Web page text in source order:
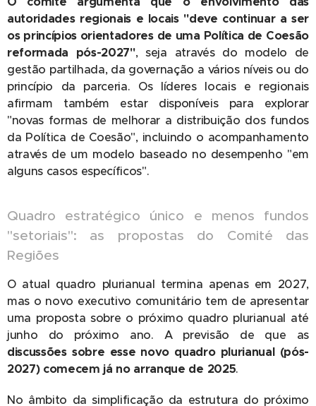
autoridades regionais e locais "deve continuar a ser
os princípios orientadores de uma Política de Coesão
reformada pós-2027", seja através do modelo de
gestão partilhada, da governação a vários níveis ou do
princípio da parceria. Os líderes locais e regionais
afirmam também estar disponíveis para explorar
"novas formas de melhorar a distribuição dos fundos
da Política de Coesão", incluindo o acompanhamento
através de um modelo baseado no desempenho "em
alguns casos específicos".
Quadro estratégico único e menos fundos
"setoriais": as propostas do Comité das
Regiões
O atual quadro plurianual termina apenas em 2027,
mas o novo executivo comunitário tem de apresentar
uma proposta sobre o próximo quadro plurianual até
junho do próximo ano. A previsão de que as
discussões sobre esse novo quadro plurianual (pós-
2027) comecem já no arranque de 2025.
No âmbito da simplificação da estrutura do próximo